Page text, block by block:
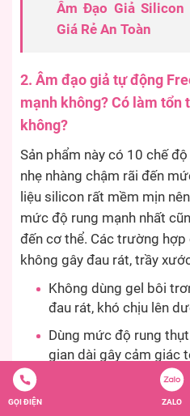
Âm Đạo Giả Silicon
Giá Rẻ An Toàn
2. Âm đạo giả tự động
mạnh không? Có làm tổn
không?
Sản phẩm này có 10 chế
nhẹ nhàng chậm rãi đến
liệu silicon rất mềm mịn
mức độ rung mạnh nhất
đến cơ thể. Các trường
không gây đau rát, trầy
Không dùng gel bôi
đau rát, khó chịu lên
Dùng mức độ rung
gian dài gây cảm giác
Không dùng gel và
mạnh khiến các gai
GỌI ĐIỆN ZALO